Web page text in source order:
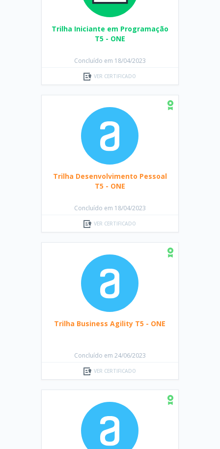
Trilha Iniciante em Programação
T5 - ONE
Concluído em 18/04/2023
VER CERTIFICADO
Trilha Desenvolvimento Pessoal
T5 - ONE
Concluído em 18/04/2023
VER CERTIFICADO
Trilha Business Agility T5 - ONE
Concluído em 24/06/2023
VER CERTIFICADO